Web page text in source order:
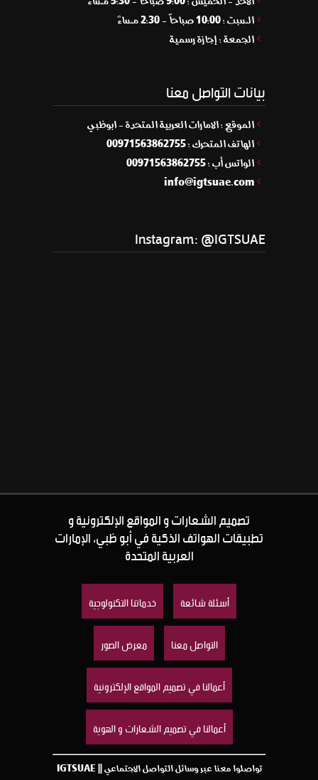
السبت : 10:00 صباحاً - 2:30 مساءً
الجمعة : إجازة رسمية
بيانات التواصل معنا
الموقع : الامارات العربية المتحدة - ابوظبي
الهاتف المتحرك : 00971563862755
الواتس أب : 00971563862755
info@igtsuae.com
Instagram: @IGTSUAE
تصميم الشعارات و المواقع الإلكترونية و
تطبيقات الهواتف الذكية في أبو ظبي، الإمارات
العربية المتحدة
أسئلة شائعة خدماتنا التكنولوجية
التواصل معنا معرض الصور
أعمالنا في تصميم المواقع الإلكترونية
أعمالنا في تصميم الشعارات و الهوية
تواصلوا معنا عبر وسائل التواصل الاجتماعي || IGTSUAE